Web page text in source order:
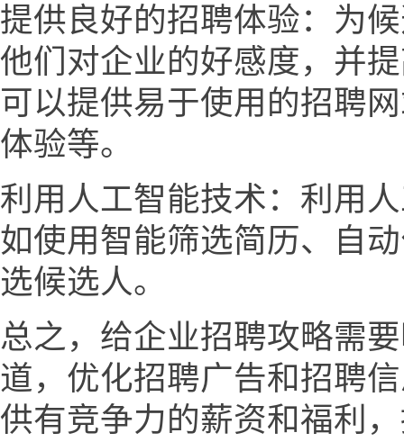
提供良好的招聘体验：为
他们对企业的好感度，并
可以提供易于使用的招聘
体验等。
利用人工智能技术：利用
如使用智能筛选简历、自
选候选人。
总之，给企业招聘攻略需
道，优化招聘广告和招聘
供有竞争力的薪资和福利